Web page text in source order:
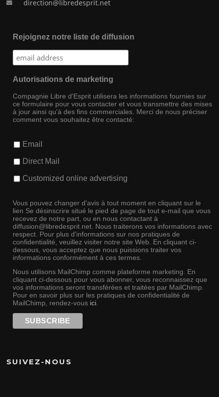
direction@libredesprit.net
Rejoignez notre liste de diffusion
Autorisations de marketing
Compagnie Libre d'Esprit utilisera les informations fournies sur
ce formulaire pour vous contacter et vous transmettre des mises
à jour ainsi qu'à des fins commerciales. Merci de nous préciser
comment vous souhaitez être contacté:
Email
Direct Mail
Customized online advertising
Vous pouvez changer d'avis à tout moment en cliquant sur le
lien Se désinscrire situé le pied de page de tout e-mail que vous
recevez de notre part, ou en nous contactant à
diffusion@libredesprit.net. Nous traiterons vos informations avec
respect. Pour plus d'informations sur nos pratiques de
confidentialité, veuillez visiter notre site Web. En cliquant ci-
dessous, vous acceptez que nous puissions traiter vos
informations conformément à ces termes.
Nous utilisons MailChimp comme plateforme marketing. En
cliquant ci-dessous pour vous abonner, vous reconnaissez que
vos informations seront transférées et traitées par MailChimp.
Pour en savoir plus sur les pratiques de confidentialité de
MailChimp, rendez-vous ici.
SUIVEZ-NOUS